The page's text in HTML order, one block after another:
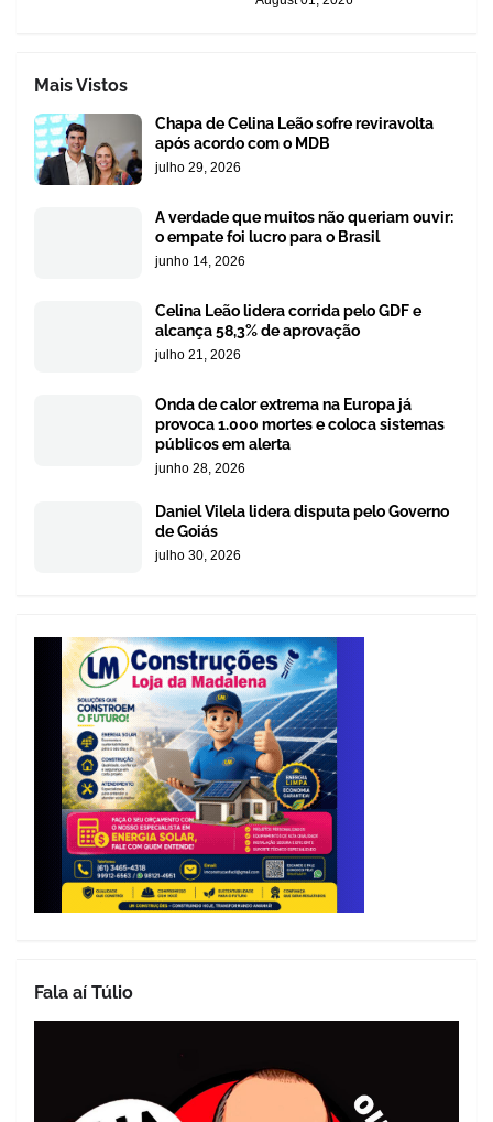
Mais Vistos
Chapa de Celina Leão sofre reviravolta
após acordo com o MDB
julho 29, 2026
A verdade que muitos não queriam ouvir:
o empate foi lucro para o Brasil
junho 14, 2026
Celina Leão lidera corrida pelo GDF e
alcança 58,3% de aprovação
julho 21, 2026
Onda de calor extrema na Europa já
provoca 1.000 mortes e coloca sistemas
públicos em alerta
junho 28, 2026
Daniel Vilela lidera disputa pelo Governo
de Goiás
julho 30, 2026
Fala aí Túlio